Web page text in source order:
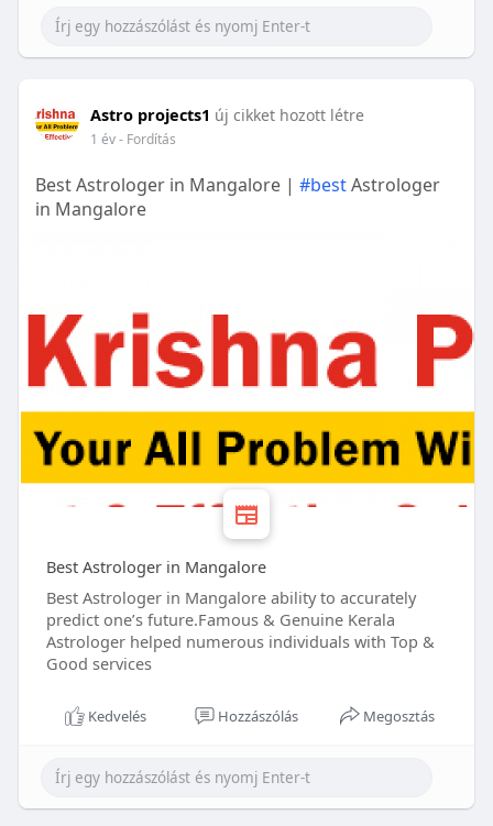
Astro projects1 új cikket hozott létre
1 év- Fordítás
Best Astrologer in Mangalore | #bestAstrologer
in Mangalore
Best Astrologer in Mangalore
Best Astrologer in Mangalore ability to accurately
predict one’s future.Famous & Genuine Kerala
Astrologer helped numerous individuals with Top &
Good services
Kedvelés Hozzászólás Megosztás